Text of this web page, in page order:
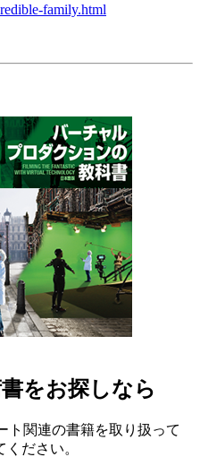
family.html
をお探しなら
ト関連の書籍を取り扱って
ださい。